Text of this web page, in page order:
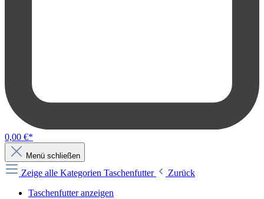
0,00 €*
Menü schließen
Zeige alle Kategorien Taschenfutter
Zurück
Taschenfutter anzeigen